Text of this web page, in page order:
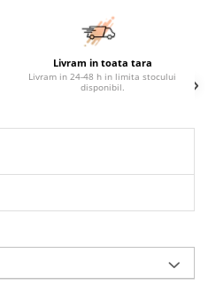
Livram in toata tara
Livram in 24-48 h in limita stocului
disponibil.